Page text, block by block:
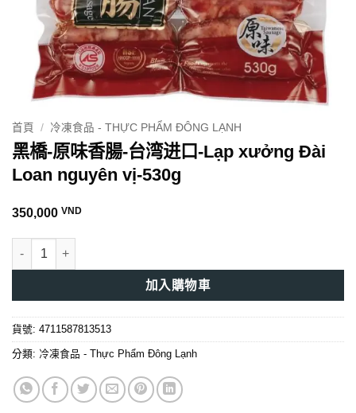
首頁 / 冷凍食品 - THỰC PHẨM ĐÔNG LẠNH
黑橋-原味香腸-台湾进口-Lạp xưởng Đài
Loan nguyên vị-530g
350,000 VND
黑橋-原味香腸-台湾进口-Lạp xưởng Đài Loan nguyên vị-530g 數
加入購物車
貨號: 4711587813513
分類: 冷凍食品 - Thực Phẩm Đông Lạnh